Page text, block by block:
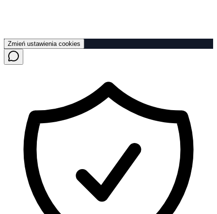
Zmień ustawienia cookies